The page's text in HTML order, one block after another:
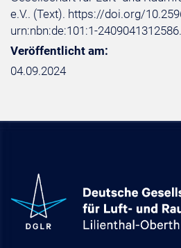
e.V.. (Text). https://doi.org/
urn:nbn:de:101:1-
Veröffentlicht am:
04.09.2024